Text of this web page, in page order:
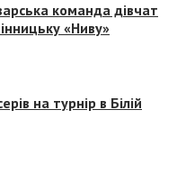
команда дівчат
«Ниву»
на турнір в Білій